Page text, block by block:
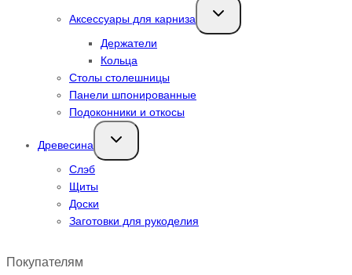
Аксессуары для карниза
Переключить
дочернее
Держатели
Кольца
Столы столешницы
Панели шпонированные
Подоконники и откосы
Древесина
Переключить
дочернее
Слэб
Щиты
Доски
Заготовки для рукоделия
Покупателям